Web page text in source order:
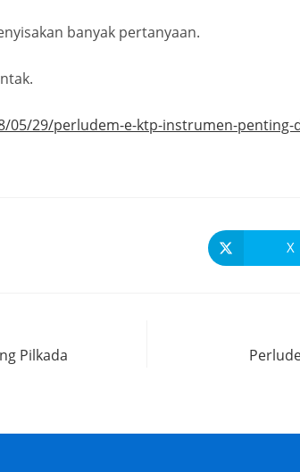
banyak pertanyaan.
29/perludem-e-ktp-instrumen-penting-
X
Pilkada